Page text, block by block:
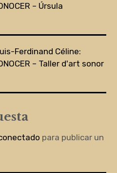
– Úrsula
Ferdinand Céline:
– Taller d'art sonor
para publicar un